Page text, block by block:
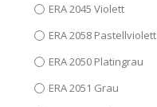
ERA 2045 Violett
ERA 2058 Pastellviolett
ERA 2050 Platingrau
ERA 2051 Grau